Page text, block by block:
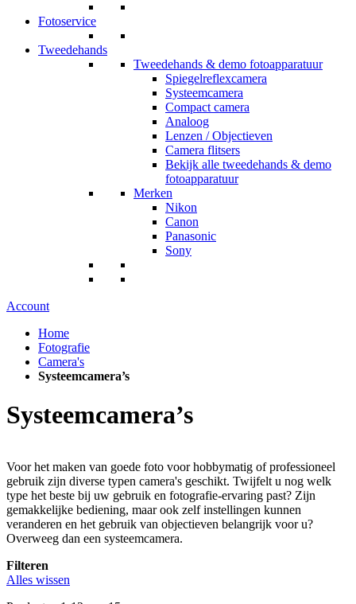
Fotoservice
Tweedehands
Tweedehands & demo fotoapparatuur
Spiegelreflexcamera
Systeemcamera
Compact camera
Analoog
Lenzen / Objectieven
Camera flitsers
Bekijk alle tweedehands & demo
fotoapparatuur
Merken
Nikon
Canon
Panasonic
Sony
Account
Home
Fotografie
Camera's
Systeemcamera’s
Systeemcamera’s
Voor het maken van goede foto voor hobbymatig of professioneel
gebruik zijn diverse typen camera's geschikt. Twijfelt u nog welk
type het beste bij uw gebruik en fotografie-ervaring past? Zijn
gemakkelijke bediening, maar ook zelf instellingen kunnen
veranderen en het gebruik van objectieven belangrijk voor u?
Overweeg dan een systeemcamera.
Filteren
Alles wissen